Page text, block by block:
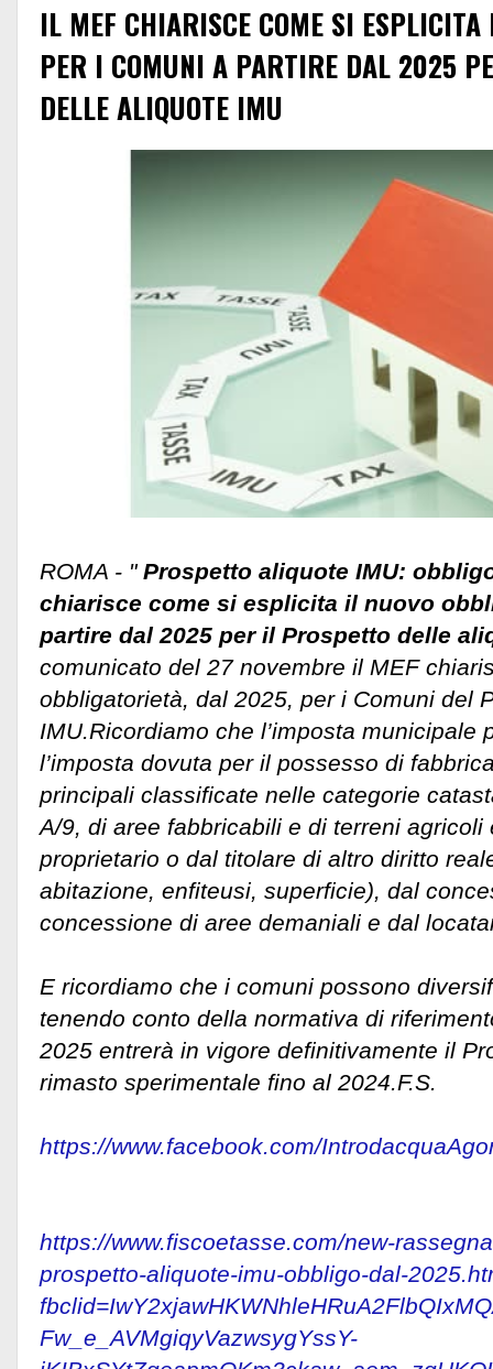
IL MEF CHIARISCE COME SI ESPLICITA
PER I COMUNI A PARTIRE DAL 2025
DELLE ALIQUOTE IMU
ROMA - "Prospetto aliquote IMU:
chiarisce come si esplicita il nuovo
partire dal 2025 per il Prospetto delle
comunicato del 27 novembre il MEF
obbligatorietà, dal 2025, per i Comuni del
IMU.Ricordiamo che l’imposta municipale
l’imposta dovuta per il possesso di
principali classificate nelle categorie
A/9, di aree fabbricabili e di terreni agricoli
proprietario o dal titolare di altro diritto
abitazione, enfiteusi, superficie), dal
concessione di aree demaniali e dal
E ricordiamo che i comuni possono
tenendo conto della normativa di
2025 entrerà in vigore definitivamente il
rimasto sperimentale fino al 2024.F.S.
https://www.facebook.com/
https://www.fiscoetasse.com/new-
prospetto-aliquote-imu-obbligo-dal-
Fw_e_AVMgiqyVazwsygYssY-